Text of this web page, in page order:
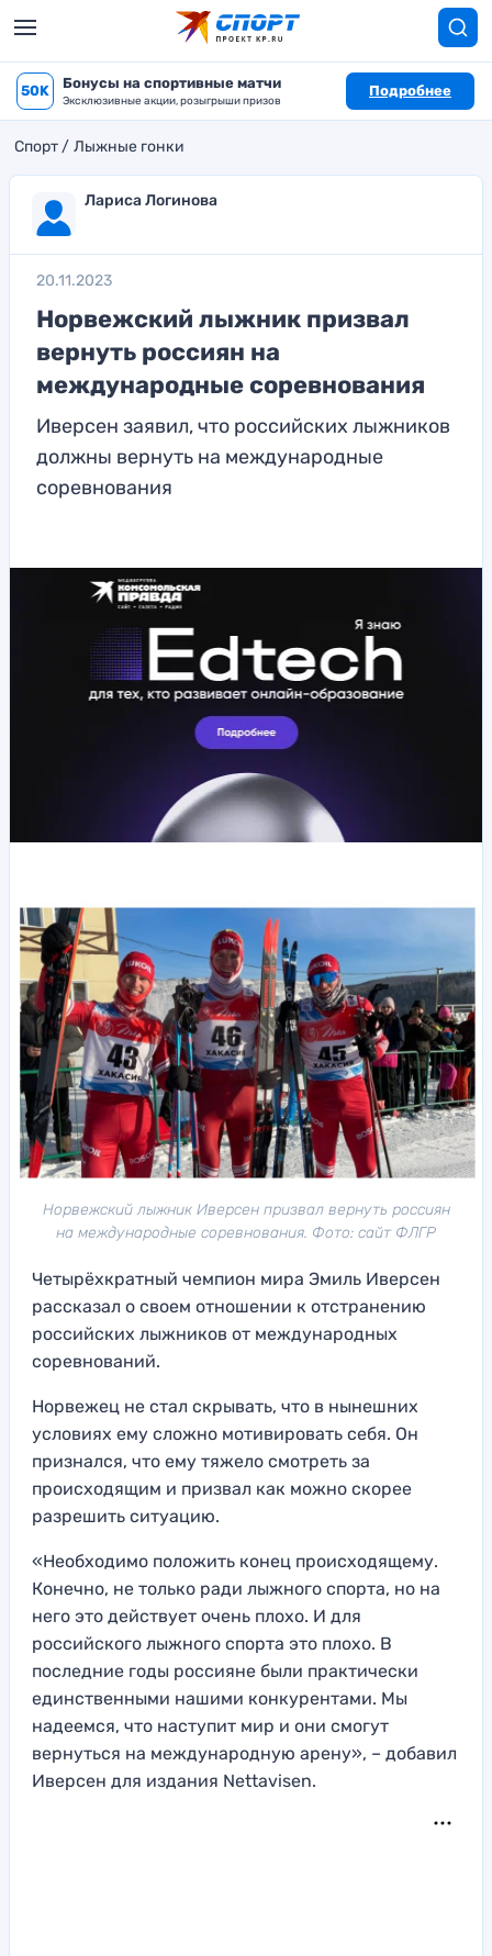
50K Бонусы на спортивные матчи
Эксклюзивные акции, розыгрыши призов
Подробнее
Спорт Лыжные гонки
Лариса Логинова
20.11.2023
Норвежский лыжник призвал
вернуть россиян на
международные соревнования
Иверсен заявил, что российских лыжников
должны вернуть на международные
соревнования
Норвежский лыжник Иверсен призвал вернуть россиян
на международные соревнования. Фото: сайт ФЛГР
Четырёхкратный чемпион мира Эмиль Иверсен
рассказал о своем отношении к отстранению
российских лыжников от международных
соревнований.
Норвежец не стал скрывать, что в нынешних
условиях ему сложно мотивировать себя. Он
признался, что ему тяжело смотреть за
происходящим и призвал как можно скорее
разрешить ситуацию.
«Необходимо положить конец происходящему.
Конечно, не только ради лыжного спорта, но на
него это действует очень плохо. И для
российского лыжного спорта это плохо. В
последние годы россияне были практически
единственными нашими конкурентами. Мы
надеемся, что наступит мир и они смогут
вернуться на международную арену», – добавил
Иверсен для издания Nettavisen.